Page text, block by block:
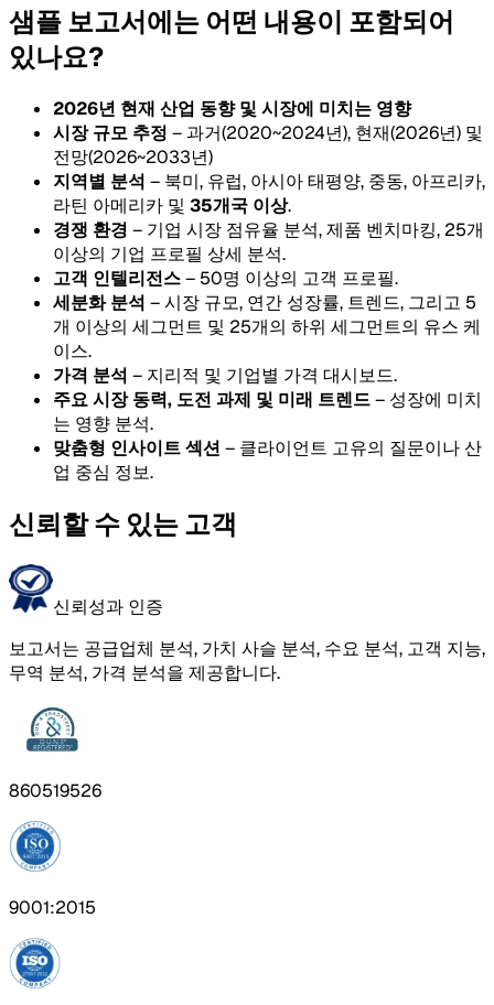
샘플 보고서에는 어떤 내용이 포함되어
있나요?
2026년 현재 산업 동향 및 시장에 미치는 영향
시장 규모 추정 – 과거(2020~2024년), 현재(2026년) 및
전망(2026~2033년)
지역별 분석 – 북미, 유럽, 아시아 태평양, 중동, 아프리카,
라틴 아메리카 및 35개국 이상.
경쟁 환경 – 기업 시장 점유율 분석, 제품 벤치마킹, 25개
이상의 기업 프로필 상세 분석.
고객 인텔리전스– 50명 이상의 고객 프로필.
세분화 분석 – 시장 규모, 연간 성장률, 트렌드, 그리고 5
개 이상의 세그먼트 및 25개의 하위 세그먼트의 유스 케
이스.
가격 분석 – 지리적 및 기업별 가격 대시보드.
주요 시장 동력, 도전 과제 및 미래 트렌드– 성장에 미치
는 영향 분석.
맞춤형 인사이트 섹션 – 클라이언트 고유의 질문이나 산
업 중심 정보.
신뢰할 수 있는 고객
신뢰성과 인증
보고서는 공급업체 분석, 가치 사슬 분석, 수요 분석, 고객 지능,
무역 분석, 가격 분석을 제공합니다.
860519526
9001:2015